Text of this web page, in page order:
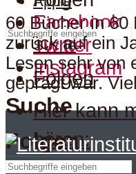
Suche
Suche
Facebook
Twitter
Instagram
Hier kann
hören:
Folgen
Folgen
60 Bücher in 60
zurück auf ein
Lesen sehr von
geprägt war.